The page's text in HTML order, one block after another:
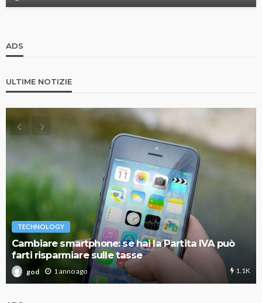
ADS
ULTIME NOTIZIE
TECHNOLOGY
Cambiare smartphone: se hai la Partita IVA può
farti risparmiare sulle tasse
god 1 anno ago 1.1K